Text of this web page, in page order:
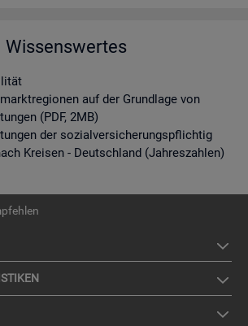
Wissenswertes
auf der Grundlage von
(PDF, 2MB)
der sozialversicherungspflichtig
Kreisen - Deutschland (Jahreszahlen)